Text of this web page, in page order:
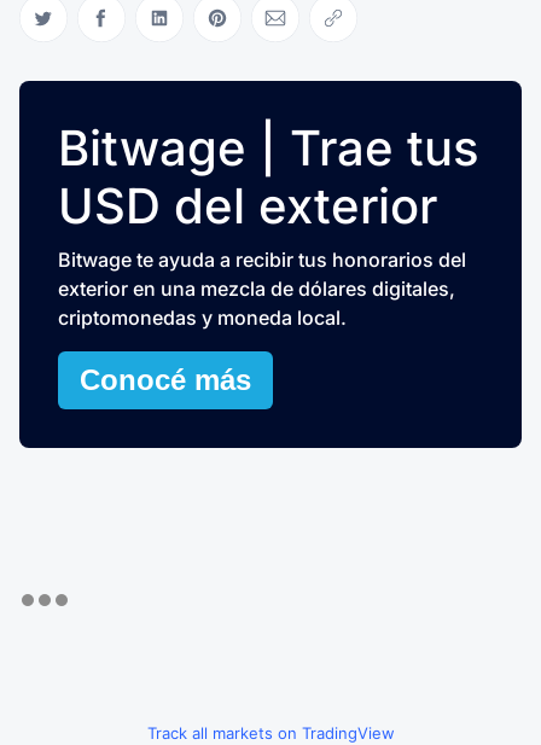
Compartir en Twitter
Compartir en Facebook
Compartir en LinkedIn
Compartir en Pinterest
Compartir via Email
Copiar link
Bitwage | Trae tus
USD del exterior
Bitwage te ayuda a recibir tus honorarios del
exterior en una mezcla de dólares digitales,
criptomonedas y moneda local.
Conocé más
Track all markets on TradingView